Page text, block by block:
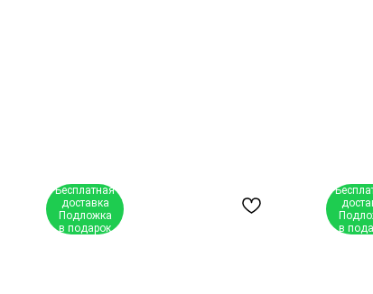
Бесплатная
доставка
Подложка
в подарок
в